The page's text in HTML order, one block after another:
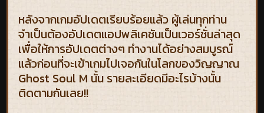
หลังจากเกมอัปเดตเรียบร้อยแล้ว ผู้เล่นทุกท่าน
จำเป็นต้องอัปเดตแอปพลิเคชันเป็นเวอร์ชั่นล่าสุด
เพื่อให้การอัปเดตต่างๆ ทำงานได้อย่างสมบูรณ์
แล้วก่อนที่จะเข้าเกมไปเจอกันในโลกของวิญญาณ
Ghost Soul M นั้น รายละเอียดมีอะไรบ้างนั้น
ติดตามกันเลย!!